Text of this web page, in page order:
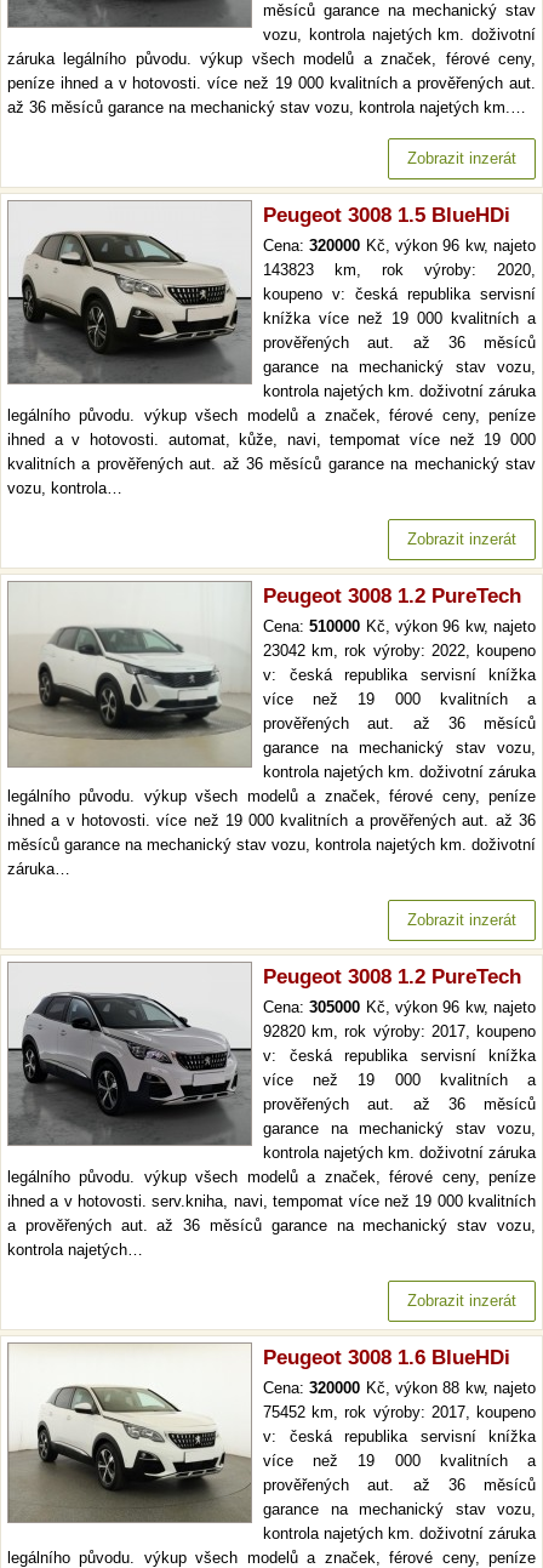
měsíců garance na mechanický stav
vozu, kontrola najetých km. doživotní
záruka legálního původu. výkup všech modelů a značek, férové ceny,
peníze ihned a v hotovosti. více než 19 000 kvalitních a prověřených aut.
až 36 měsíců garance na mechanický stav vozu, kontrola najetých km.…
Zobrazit inzerát
Peugeot 3008 1.5 BlueHDi
Cena:320000 Kč, výkon 96 kw, najeto
143823 km, rok výroby: 2020,
koupeno v: česká republika servisní
knížka více než 19 000 kvalitních a
prověřených aut. až 36 měsíců
garance na mechanický stav vozu,
kontrola najetých km. doživotní záruka
legálního původu. výkup všech modelů a značek, férové ceny, peníze
ihned a v hotovosti. automat, kůže, navi, tempomat více než 19 000
kvalitních a prověřených aut. až 36 měsíců garance na mechanický stav
vozu, kontrola…
Zobrazit inzerát
Peugeot 3008 1.2 PureTech
Cena:510000 Kč, výkon 96 kw, najeto
23042 km, rok výroby: 2022, koupeno
v: česká republika servisní knížka
více než 19 000 kvalitních a
prověřených aut. až 36 měsíců
garance na mechanický stav vozu,
kontrola najetých km. doživotní záruka
legálního původu. výkup všech modelů a značek, férové ceny, peníze
ihned a v hotovosti. více než 19 000 kvalitních a prověřených aut. až 36
měsíců garance na mechanický stav vozu, kontrola najetých km. doživotní
záruka…
Zobrazit inzerát
Peugeot 3008 1.2 PureTech
Cena:305000 Kč, výkon 96 kw, najeto
92820 km, rok výroby: 2017, koupeno
v: česká republika servisní knížka
více než 19 000 kvalitních a
prověřených aut. až 36 měsíců
garance na mechanický stav vozu,
kontrola najetých km. doživotní záruka
legálního původu. výkup všech modelů a značek, férové ceny, peníze
ihned a v hotovosti. serv.kniha, navi, tempomat více než 19 000 kvalitních
a prověřených aut. až 36 měsíců garance na mechanický stav vozu,
kontrola najetých…
Zobrazit inzerát
Peugeot 3008 1.6 BlueHDi
Cena:320000 Kč, výkon 88 kw, najeto
75452 km, rok výroby: 2017, koupeno
v: česká republika servisní knížka
více než 19 000 kvalitních a
prověřených aut. až 36 měsíců
garance na mechanický stav vozu,
kontrola najetých km. doživotní záruka
legálního původu. výkup všech modelů a značek, férové ceny, peníze